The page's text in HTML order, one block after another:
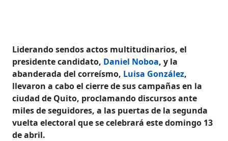
Liderando sendos actos multitudinarios, el
presidente candidato, Daniel Noboa, y la
abanderada del correísmo, Luisa González,
llevaron a cabo el cierre de sus campañas en la
ciudad de Quito, proclamando discursos ante
miles de seguidores, a las puertas de la segunda
vuelta electoral que se celebrará este domingo 13
de abril.